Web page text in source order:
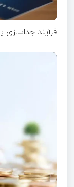
فرآیند جداسازی